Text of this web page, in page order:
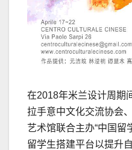
在2018年米兰设计周期
拉手意中文化交流协会
艺术馆联合主办“中国留
留学生搭建平台以提升